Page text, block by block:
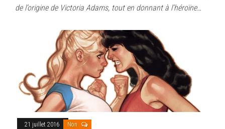
de l’origine de Victoria Adams, tout en donnant à l’héroïne…
21 juillet 2016 Non